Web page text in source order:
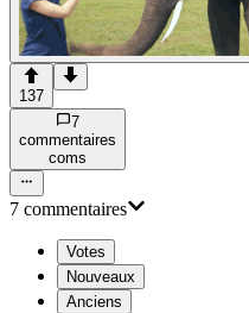
137
7
commentaires
coms
7 commentaires
Votes
Nouveaux
Anciens